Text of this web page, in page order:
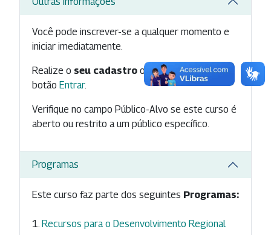
Você pode inscrever-se a qualquer momento e
iniciar imediatamente.
Realize o seu cadastro ou inicieseu loginno
botão Entrar.
Verifique no campo Público-Alvo se este curso é
aberto ou restrito a um público específico.
Programas
Este curso faz parte dos seguintes Programas:
Recursos para o Desenvolvimento Regional